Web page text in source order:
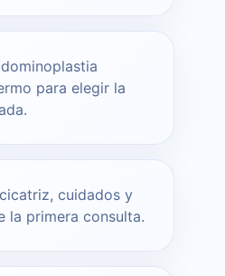
para elegir la
cuidados y
la primera consulta.